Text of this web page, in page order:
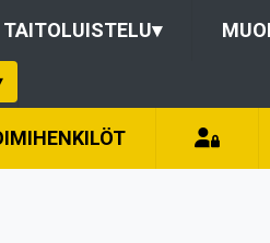
TAITOLUISTELU▾